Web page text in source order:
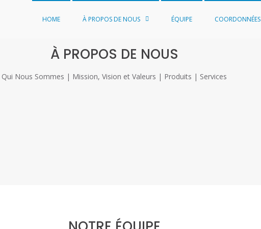
HOME À PROPOS DE NOUS ÉQUIPE COORDONNÉES
À PROPOS DE NOUS
Qui Nous Sommes | Mission, Vision et Valeurs | Produits | Services